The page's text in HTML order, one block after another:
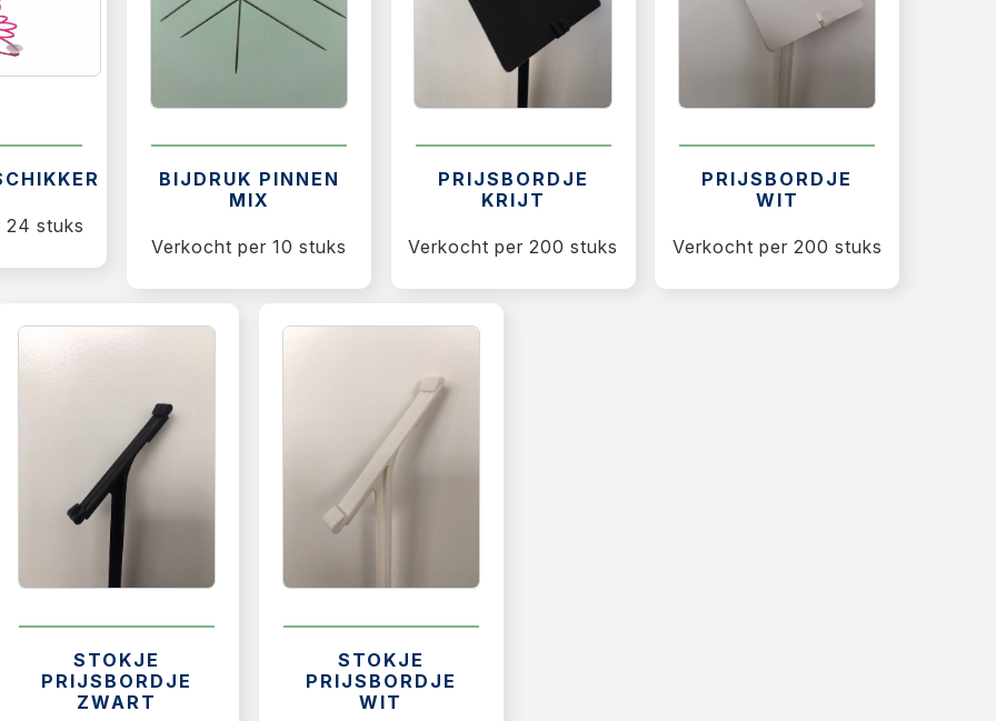
24 stuks
BIJDRUK PINNEN
MIX
Verkocht per 10 stuks
PRIJSBORDJE
KRIJT
Verkocht per 200 stuks
PRIJSBORDJE
WIT
Verkocht per 200 stuks
STOKJE
PRIJSBORDJE
ZWART
STOKJE
PRIJSBORDJE
WIT